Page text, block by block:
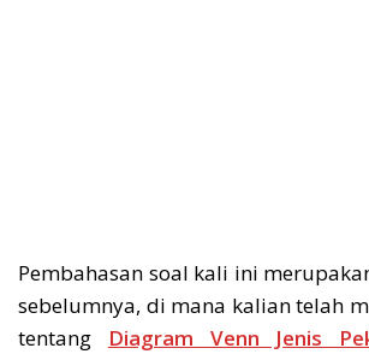
Pembahasan soal kali ini
sebelumnya, di mana kalian telah
tentang Diagram Venn Jenis